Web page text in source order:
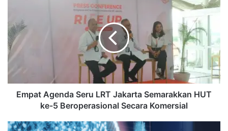
LRT
Jakarta
Semarakkan
HUT
ke-
5
Beroperasional
Empat Agenda Seru LRT Jakarta Semarakkan HUT
ke-5 Beroperasional Secara Komersial
Kolaborasi